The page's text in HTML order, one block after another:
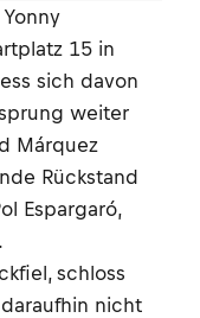
15 in
sich davon
weiter
Márquez
Rückstand
Espargaró,
schloss
nicht